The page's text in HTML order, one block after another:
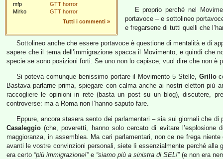
mfp
GTT horror
Mirko
GTT horror
Tutti i commenti »
E proprio perché nel
portavoce – e sottolineo
e fregarsene di tutti quelli che
Sottolineo anche che essere portavoce è questione di mentalità e di
sapere che il tema dell’immigrazione spacca il Movimento, e quindi che
specie se sono posizioni forti. Se uno non lo capisce, vuol dire che non è
Si poteva comunque benissimo portare il Movimento 5 Stelle, Grillo
Bastava parlarne prima, spiegare con calma anche ai nostri elettori più
raccogliere le opinioni in rete (basta un post su un blog), discutere,
controverse: ma a Roma non l’hanno saputo fare.
Eppure, ancora stasera sento dei parlamentari – sia sui giornali che
Casaleggio (che, poveretti, hanno solo cercato di evitare
maggioranza, in assemblea. Ma cari parlamentari, non ce ne frega
avanti le vostre convinzioni personali, siete lì essenzialmente perché alla
era certo “più immigrazione!”e “siamo più a sinistra di SEL!” (e non era